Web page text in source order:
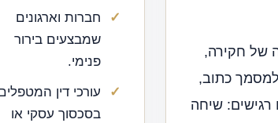
של חקירה,
כתוב,
רגישים: שיחה
חברות וארגונים
שמבצעים בירור
פנימי.
עורכי דין
בסכסוך עסקי או